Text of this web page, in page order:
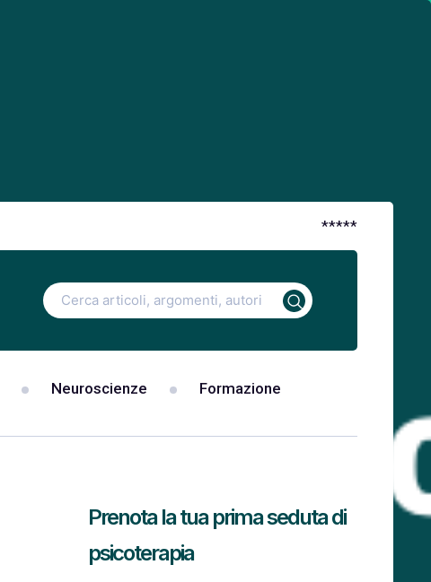
*****
Ricerca
per:
Neuroscienze Formazione
Prenota la tua prima seduta di
psicoterapia